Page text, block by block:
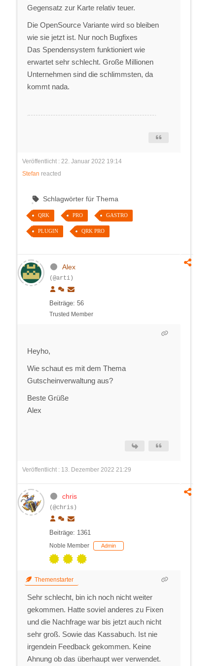
Gegensatz zur Karte relativ teuer.
Die OpenSource Variante wird so bleiben
wie sie jetzt ist. Nur noch Bugfixes
Das Spendensystem funktioniert wie
erwartet sehr schlecht. Große Millionen
Unternehmen sind die schlimmsten, da
kommt nada.
Veröffentlicht : 22. Januar 2022 19:14
Stefan reacted
Schlagwörter für Thema
QRK PRO GASTRO
PLUGIN QRK PRO
Alex
(@arti)
Beiträge: 56
Trusted Member
Heyho,
Wie schaut es mit dem Thema
Gutscheinverwaltung aus?
Beste Grüße
Alex
Veröffentlicht : 13. Dezember 2022 21:29
chris
(@chris)
Beiträge: 1361
Noble Member Admin
Themenstarter
Sehr schlecht, bin ich noch nicht weiter
gekommen. Hatte soviel anderes zu Fixen
und die Nachfrage war bis jetzt auch nicht
sehr groß. Sowie das Kassabuch. Ist nie
irgendein Feedback gekommen. Keine
Ahnung ob das überhaupt wer verwendet.